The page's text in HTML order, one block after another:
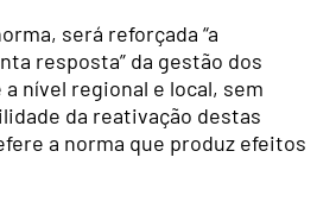
será reforçada “a
resposta” da gestão dos
nível regional e local, sem
da reativação destas
a norma que produz efeitos